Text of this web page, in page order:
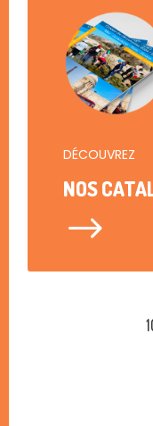
DÉCOUVREZ
NOS
$